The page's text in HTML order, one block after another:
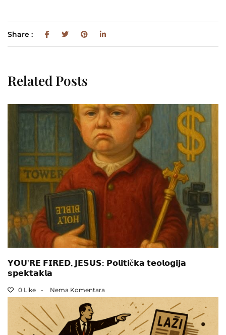
Share :
Related Posts
𝗬𝗢𝗨’𝗥𝗘 𝗙𝗜𝗥𝗘𝗗, 𝗝𝗘𝗦𝗨𝗦: 𝗣𝗼𝗹𝗶𝘁𝗶č𝗸𝗮 𝘁𝗲𝗼𝗹𝗼𝗴𝗶𝗷𝗮
𝘀𝗽𝗲𝗸𝘁𝗮𝗸𝗹𝗮
0 Like Nema Komentara